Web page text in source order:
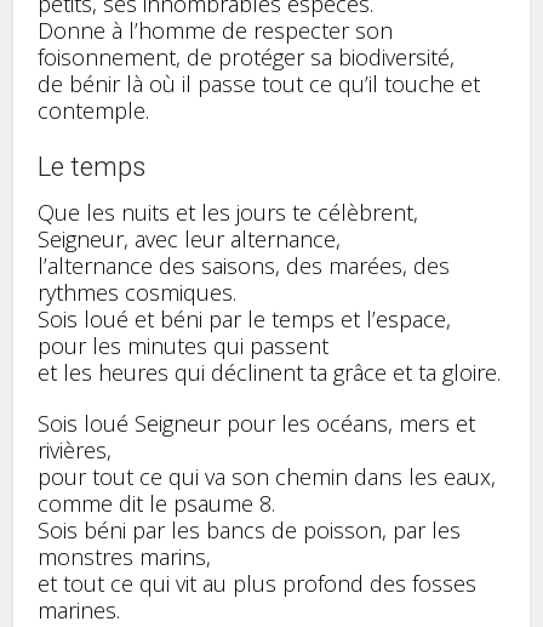
Donne à l’homme de respecter son
foisonnement, de protéger sa biodiversité,
de bénir là où il passe tout ce qu’il touche et
contemple.
Le temps
Que les nuits et les jours te célèbrent,
Seigneur, avec leur alternance,
l’alternance des saisons, des marées, des
rythmes cosmiques.
Sois loué et béni par le temps et l’espace,
pour les minutes qui passent
et les heures qui déclinent ta grâce et ta gloire.
Sois loué Seigneur pour les océans, mers et
rivières,
pour tout ce qui va son chemin dans les eaux,
comme dit le psaume 8.
Sois béni par les bancs de poisson, par les
monstres marins,
et tout ce qui vit au plus profond des fosses
marines.